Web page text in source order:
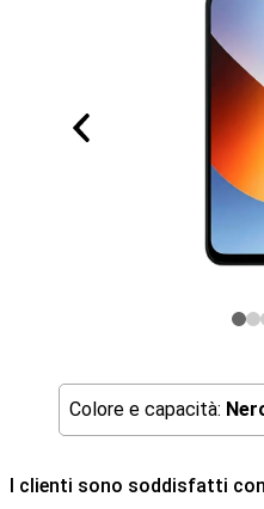
Colore e capacità:
I clienti sono soddisfatti